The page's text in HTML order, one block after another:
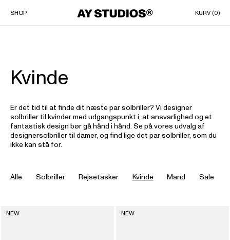
SHOP KURV (0)
Kvinde
Er det tid til at finde dit næste par solbriller? Vi designer
solbriller til kvinder med udgangspunkt i, at ansvarlighed og et
fantastisk design bør gå hånd i hånd. Se på vores udvalg af
designersolbriller til damer, og find lige det par solbriller, som du
ikke kan stå for.
Alle Solbriller Rejsetasker Kvinde Mand Sale
NEW NEW